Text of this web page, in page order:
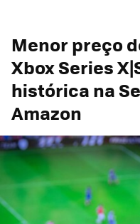
Menor preço
Xbox Series
histórica na
Amazon